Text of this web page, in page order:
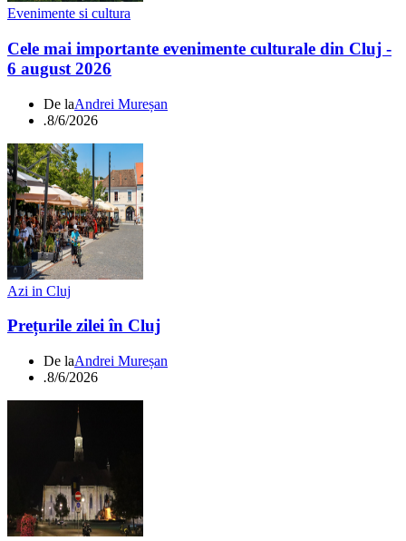
Evenimente si cultura
Cele mai importante evenimente culturale din Cluj -
6 august 2026
De laAndrei Mureșan
.8/6/2026
Azi in Cluj
Prețurile zilei în Cluj
De laAndrei Mureșan
.8/6/2026